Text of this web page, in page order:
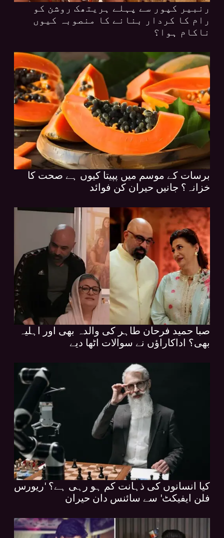
رنبیر کپور سے پہلے ہریتھک روشن کو
رام کا کردار بنانے کا منصوبہ کیوں
ناکام ہوا؟
برسات کے موسم میں پپیتا کیوں ہے صحت کا
خزانہ؟ جانیں حیران کن فوائد
صبا حمید فرحان طاہر کی والدہ بھی اور اہلیہ
بھی؟ اداکاراؤں نے سوالات اٹھا دیے
کیا انسانوں کی ذہانت کم ہو رہی ہے؟ 'ریورس
فلن ایفیکٹ' سے سائنس دان حیران